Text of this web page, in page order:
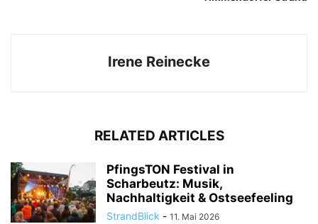
Irene Reinecke
RELATED ARTICLES
PfingsTON Festival in
Scharbeutz: Musik,
Nachhaltigkeit & Ostseefeeling
StrandBlick - 11. Mai 2026